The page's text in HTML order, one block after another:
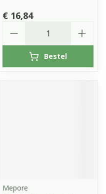
€ 16,84
Bestel
Mepore